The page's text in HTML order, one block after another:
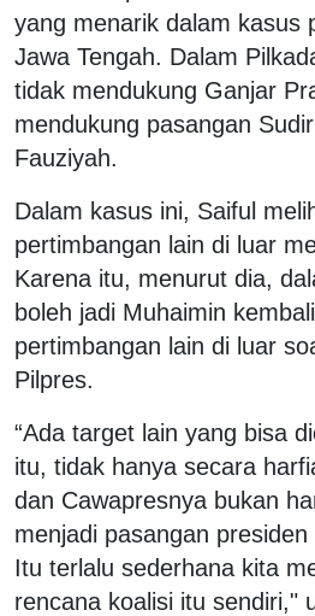
yang menarik dalam kasus
Jawa Tengah. Dalam
tidak mendukung Ganjar
mendukung pasangan
Fauziyah.
Dalam kasus ini, Saiful
pertimbangan lain di luar
Karena itu, menurut dia,
boleh jadi Muhaimin
pertimbangan lain di luar
Pilpres.
“Ada target lain yang bisa
itu, tidak hanya secara
dan Cawapresnya bukan
menjadi pasangan
Itu terlalu sederhana kita
rencana koalisi itu sendiri,"